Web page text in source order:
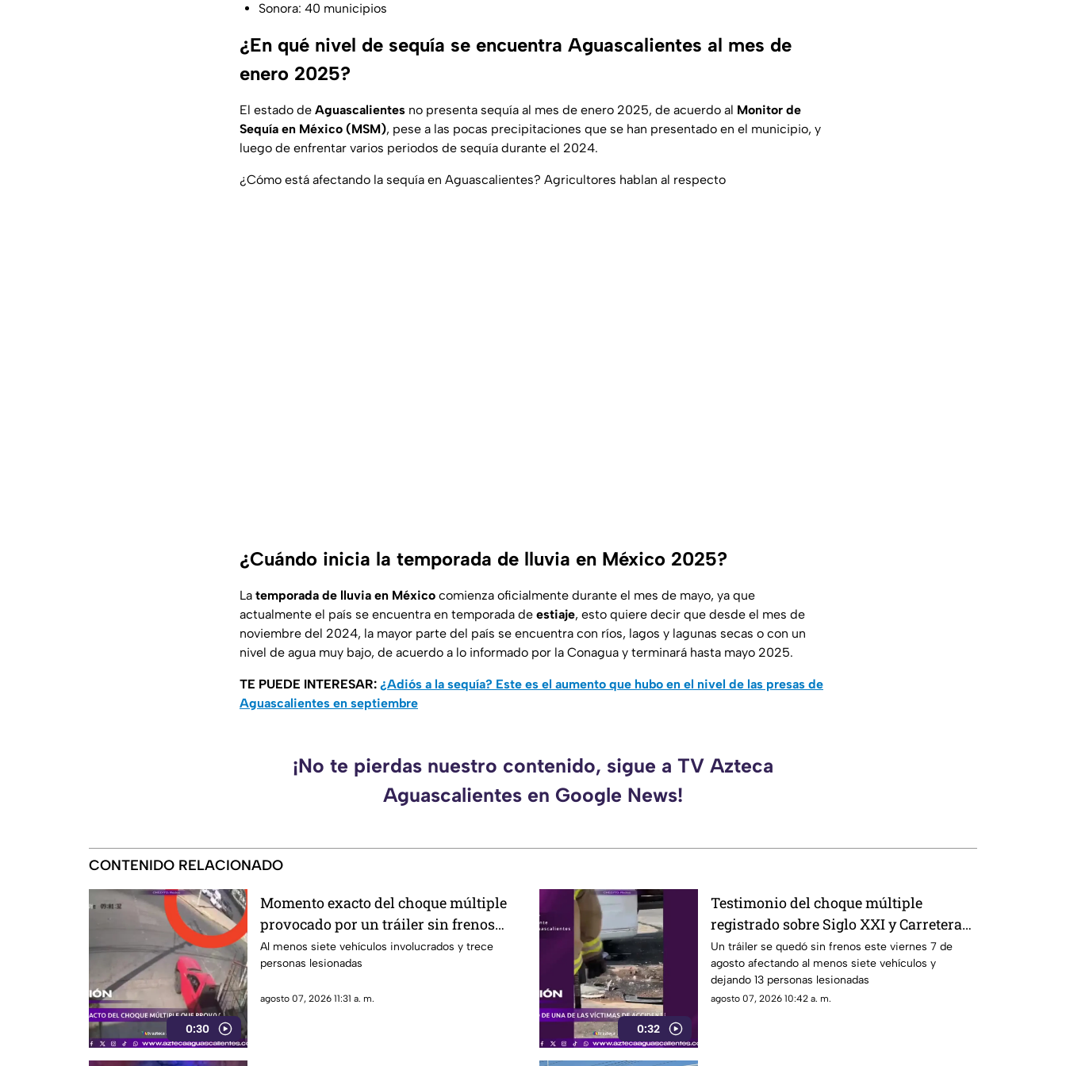
Sonora: 40 municipios
¿En qué nivel de sequía se encuentra Aguascalientes al mes de
enero 2025?
El estado de Aguascalientes no presenta sequía al mes de enero 2025, de acuerdo al Monitor de
Sequía en México (MSM), pese a las pocas precipitaciones que se han presentado en el municipio, y
luego de enfrentar varios periodos de sequía durante el 2024.
¿Cómo está afectando la sequía en Aguascalientes? Agricultores hablan al respecto
¿Cuándo inicia la temporada de lluvia en México 2025?
La temporada de lluvia en México comienza oficialmente durante el mes de mayo, ya que
actualmente el país se encuentra en temporada de estiaje, esto quiere decir que desde el mes de
noviembre del 2024, la mayor parte del país se encuentra con ríos, lagos y lagunas secas o con un
nivel de agua muy bajo, de acuerdo a lo informado por la Conagua y terminará hasta mayo 2025.
TE PUEDE INTERESAR: ¿Adiós a la sequía? Este es el aumento que hubo en el nivel de las presas de
Aguascalientes en septiembre
¡No te pierdas nuestro contenido, sigue a TV Azteca
Aguascalientes en Google News!
CONTENIDO RELACIONADO
0:30
Momento exacto del choque múltiple
provocado por un tráiler sin frenos
HOY 7 de agosto en Aguascalientes
Al menos siete vehículos involucrados y trece
personas lesionadas
agosto 07, 2026 11:31 a. m.
0:32
Testimonio del choque múltiple
registrado sobre Siglo XXI y Carretera
federal 70 Poniente HOY 7 de agosto
Un tráiler se quedó sin frenos este viernes 7 de
agosto afectando al menos siete vehículos y
dejando 13 personas lesionadas
agosto 07, 2026 10:42 a. m.